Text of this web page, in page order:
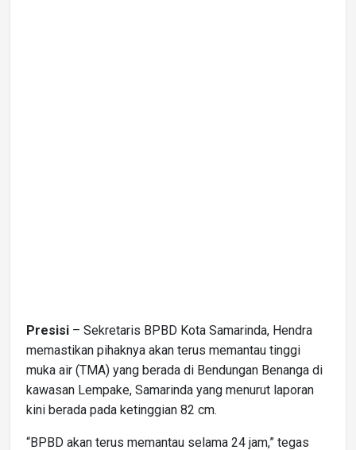
Presisi – Sekretaris BPBD Kota Samarinda, Hendra
memastikan pihaknya akan terus memantau tinggi
muka air (TMA) yang berada di Bendungan Benanga di
kawasan Lempake, Samarinda yang menurut laporan
kini berada pada ketinggian 82 cm.
“BPBD akan terus memantau selama 24 jam,” tegas